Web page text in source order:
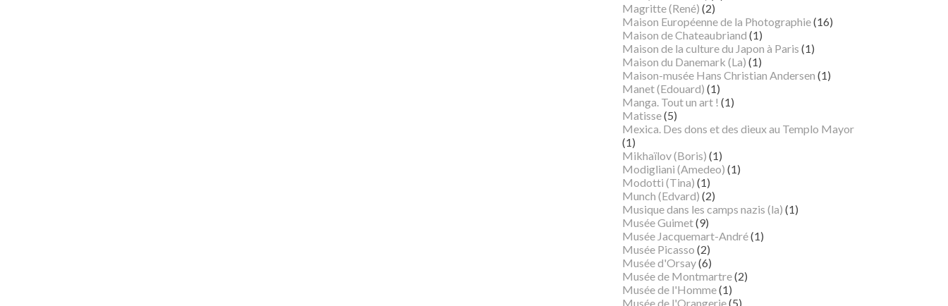
Magritte (René) (2)
Maison Européenne de la Photographie(16)
Maison de Chateaubriand (1)
Maison de la culture du Japon à Paris (1)
Maison du Danemark (La) (1)
Maison-musée Hans Christian Andersen (1)
Manet (Edouard) (1)
Manga. Tout un art ! (1)
Matisse(5)
Mexica. Des dons et des dieux au Templo Mayor
(1)
Mikhaïlov (Boris) (1)
Modigliani (Amedeo) (1)
Modotti (Tina) (1)
Munch (Edvard) (2)
Musique dans les camps nazis (la) (1)
Musée Guimet(9)
Musée Jacquemart-André(1)
Musée Picasso (2)
Musée d'Orsay(6)
Musée de Montmartre(2)
Musée de l'Homme(1)
Musée de l'Orangerie(5)